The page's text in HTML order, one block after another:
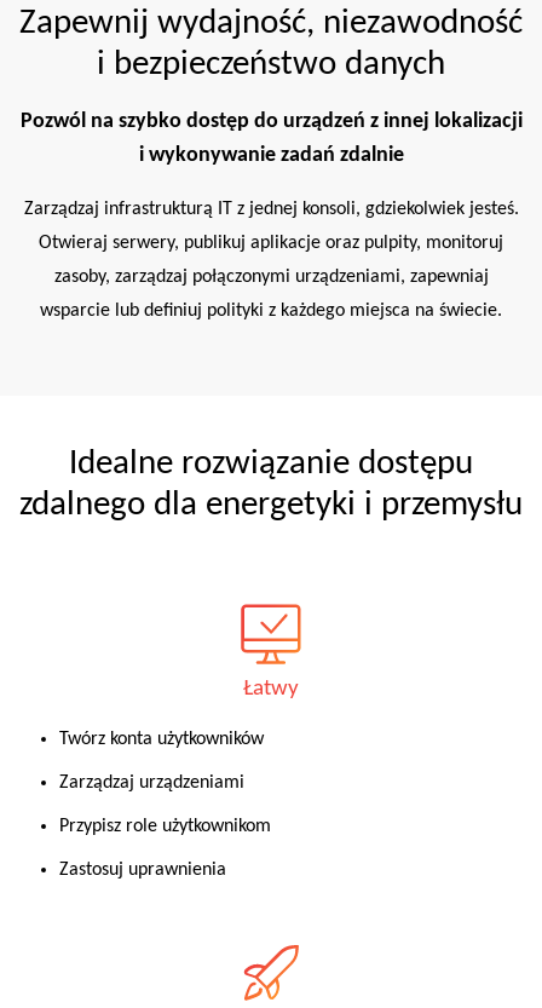
Zapewnij wydajność, niezawodność
i bezpieczeństwo danych
Pozwól na szybko dostęp do urządzeń z innej lokalizacji
i wykonywanie zadań zdalnie
Zarządzaj infrastrukturą IT z jednej konsoli, gdziekolwiek jesteś.
Otwieraj serwery, publikuj aplikacje oraz pulpity, monitoruj
zasoby, zarządzaj połączonymi urządzeniami, zapewniaj
wsparcie lub definiuj polityki z każdego miejsca na świecie.
Idealne rozwiązanie dostępu
zdalnego dla energetyki i przemysłu
Łatwy
Twórz konta użytkowników
Zarządzaj urządzeniami
Przypisz role użytkownikom
Zastosuj uprawnienia